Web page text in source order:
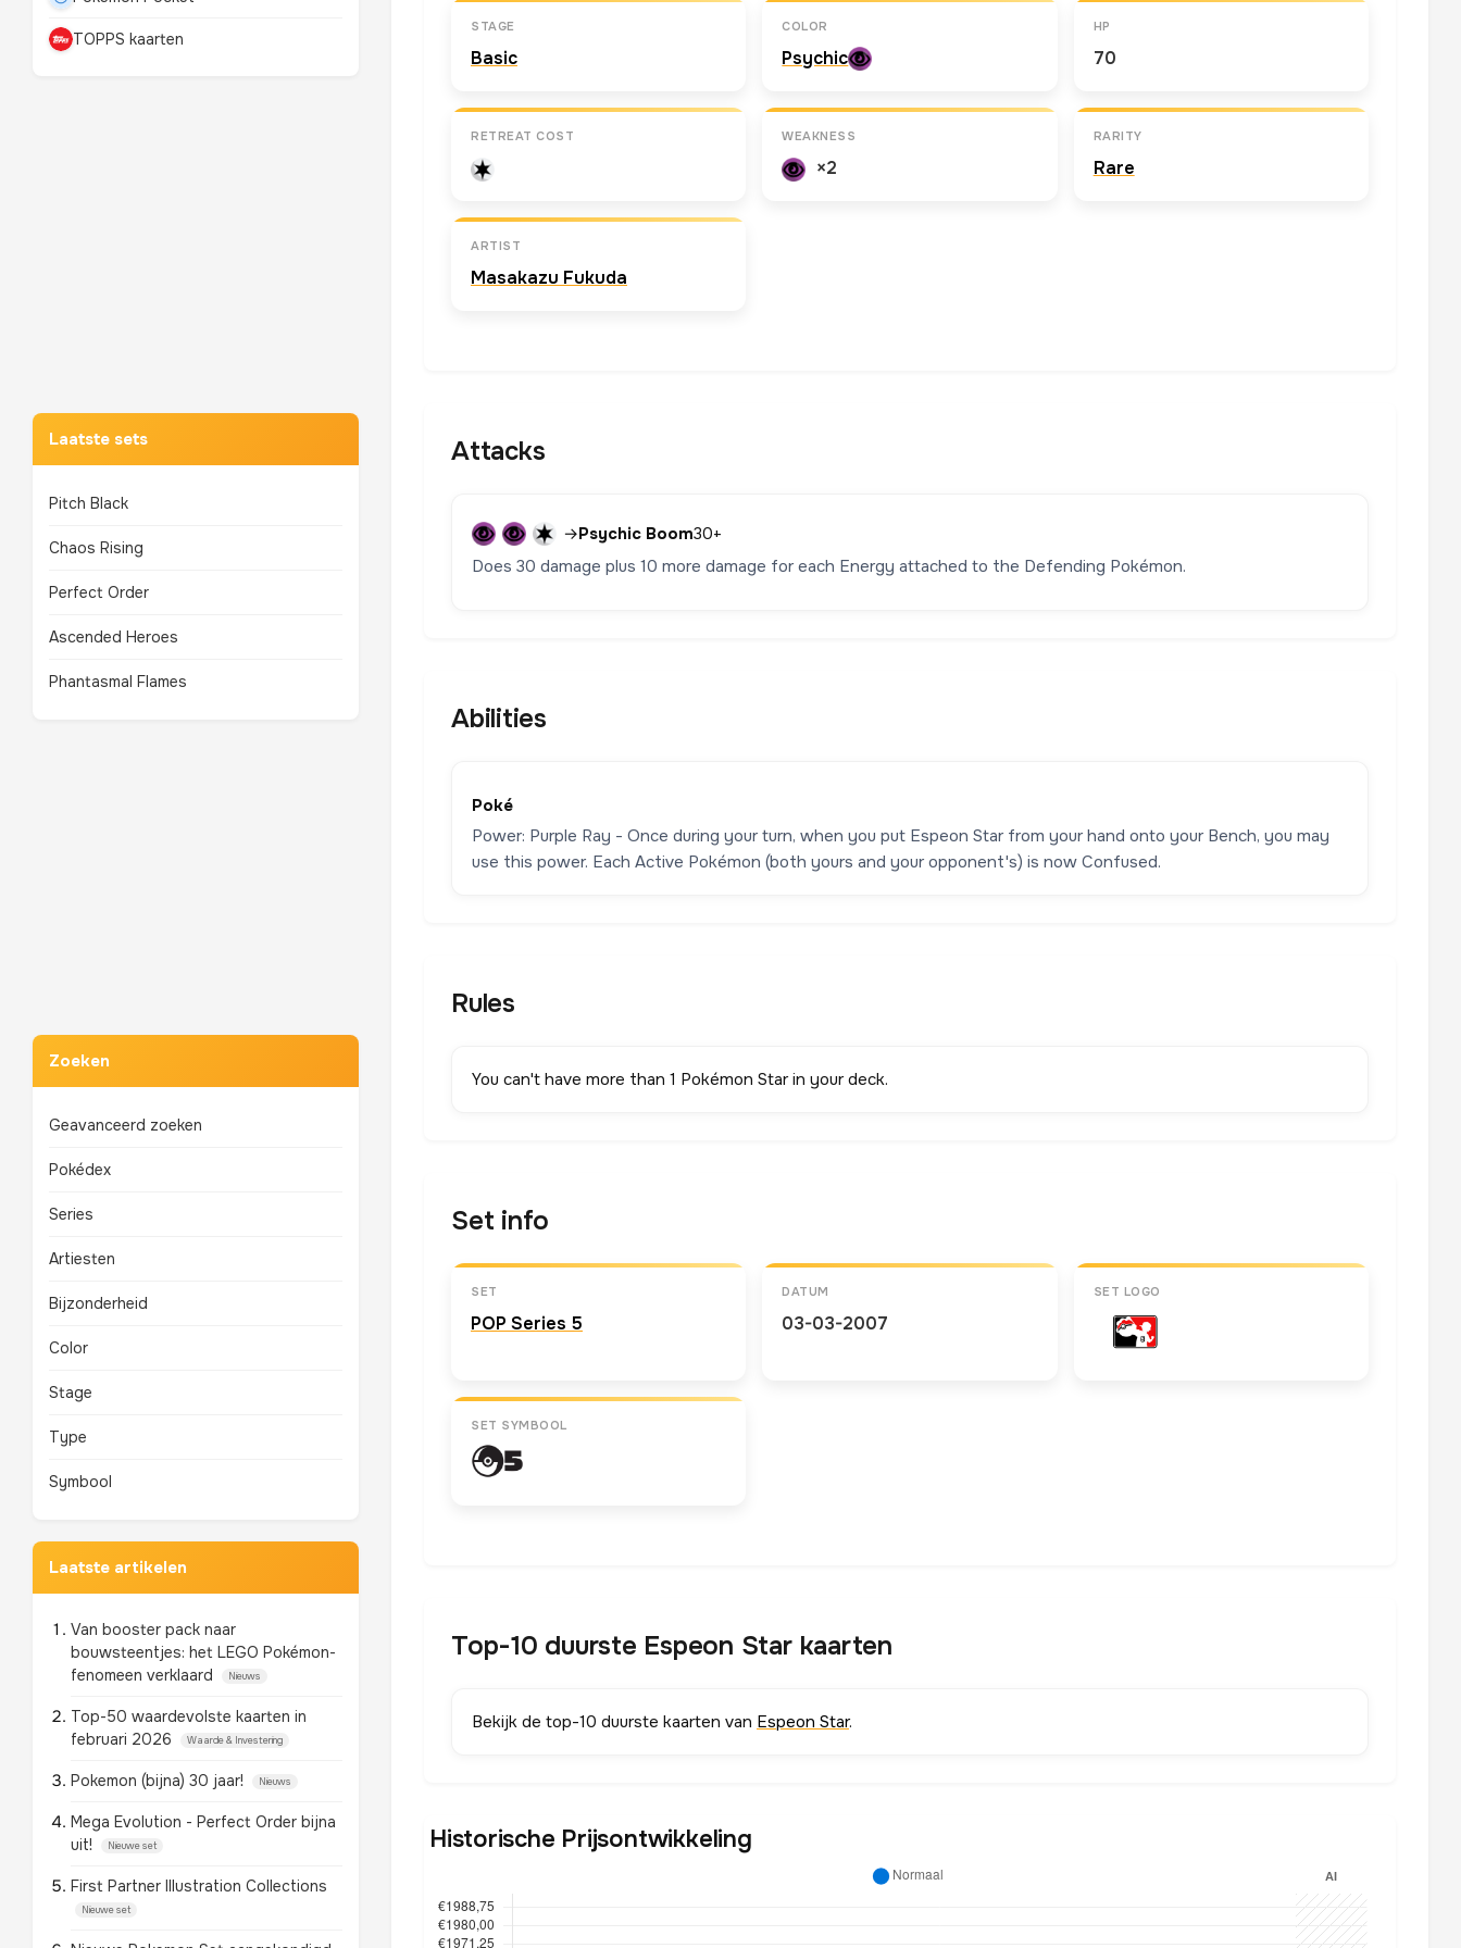
TOPPS kaarten
TOP 10 POKEMON
Laatste sets
Pitch Black
Chaos Rising
Perfect Order
Ascended Heroes
Phantasmal Flames
Zoeken
Geavanceerd zoeken
Pokédex
Series
Artiesten
Bijzonderheid
Color
Stage
Type
Symbool
Laatste artikelen
Van booster pack naar
bouwsteentjes: het LEGO Pokémon-
fenomeen verklaard
Nieuws
Top-50 waardevolste kaarten in
februari 2026
Waarde & Investering
Pokemon (bijna) 30 jaar! Nieuws
Mega Evolution - Perfect Order bijna
uit!
Nieuwe set
First Partner Illustration Collections
Nieuwe set
STAGE
Basic
COLOR
Psychic
HP
70
RETREAT COST WEAKNESS
×2
RARITY
Rare
ARTIST
Masakazu Fukuda
Attacks
→Psychic Boom30+
Does 30 damage plus 10 more damage for each Energy attached to the Defending Pokémon.
Abilities
Poké
Power: Purple Ray - Once during your turn, when you put Espeon Star from your hand onto your Bench, you may
use this power. Each Active Pokémon (both yours and your opponent's) is now Confused.
Rules
You can't have more than 1 Pokémon Star in your deck.
Set info
SET
POP Series 5
DATUM
03-03-2007
SET LOGO
SET SYMBOOL
Top-10 duurste Espeon Star kaarten
Bekijk de top-10 duurste kaarten van Espeon Star.
Historische Prijsontwikkeling